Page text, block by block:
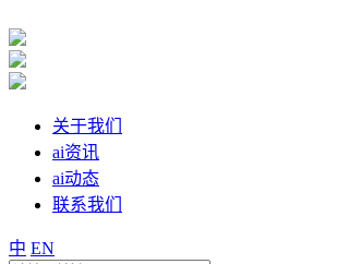
关于我们
ai资讯
ai动态
联系我们
中 EN